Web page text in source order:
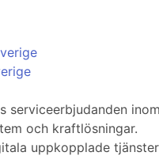
och kraftlösningar.
uppkopplade